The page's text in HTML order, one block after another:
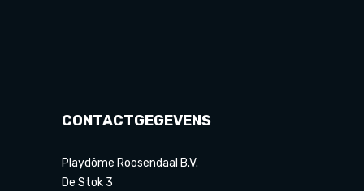
CONTACTGEGEVENS
Playdôme Roosendaal B.V.
De Stok 3